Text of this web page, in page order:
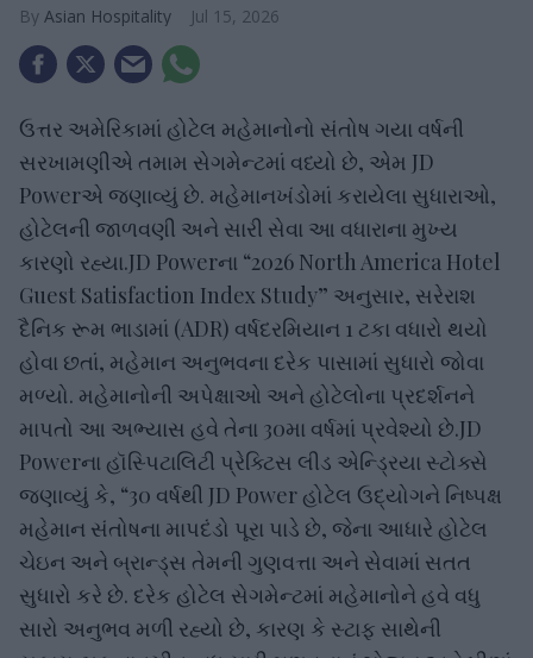
Asian Hospitality Jul 15, 2026
ઉત્તર અમેરિકામાં હોટેલ મહેમાનોનો સંતોષ ગયા વર્ષની
સરખામણીએ તમામ સેગમેન્ટમાં વધ્યો છે, એમ JD
Powerએ જણાવ્યું છે. મહેમાનખંડોમાં કરાયેલા સુધારાઓ,
હોટેલની જાળવણી અને સારી સેવા આ વધારાના મુખ્ય
કારણો રહ્યા.JD Powerના “2026 North America Hotel
Guest Satisfaction Index Study” અનુસાર, સરેરાશ
દૈનિક રૂમ ભાડામાં (ADR) વર્ષદરમિયાન 1 ટકા વધારો થયો
હોવા છતાં, મહેમાન અનુભવના દરેક પાસામાં સુધારો જોવા
મળ્યો. મહેમાનોની અપેક્ષાઓ અને હોટેલોના પ્રદર્શનને
માપતો આ અભ્યાસ હવે તેના 30મા વર્ષમાં પ્રવેશ્યો છે.JD
Powerના હૉસ્પિટાલિટી પ્રેક્ટિસ લીડ એન્ડ્રિયા સ્ટોક્સે
જણાવ્યું કે, “30 વર્ષથી JD Power હોટેલ ઉદ્યોગને નિષ્પક્ષ
મહેમાન સંતોષના માપદંડો પૂરા પાડે છે, જેના આધારે હોટેલ
ચેઇન અને બ્રાન્ડ્સ તેમની ગુણવત્તા અને સેવામાં સતત
સુધારો કરે છે. દરેક હોટેલ સેગમેન્ટમાં મહેમાનોને હવે વધુ
સારો અનુભવ મળી રહ્યો છે, કારણ કે સ્ટાફ સાથેની